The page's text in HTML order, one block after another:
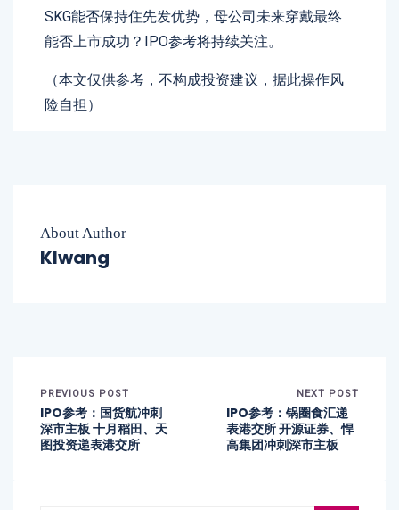
SKG能否保持住先发优势，母公司未来穿戴最终
能否上市成功？IPO参考将持续关注。
（本文仅供参考，不构成投资建议，据此操作风
险自担）
About Author
Klwang
PREVIOUS POST
IPO参考：国货航冲刺
深市主板 十月稻田、天
图投资递表港交所
NEXT POST
IPO参考：锅圈食汇递
表港交所 开源证券、悍
高集团冲刺深市主板